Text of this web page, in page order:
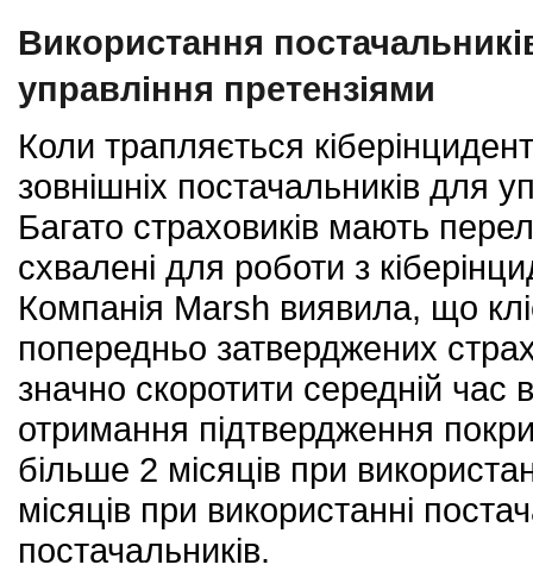
Використання
управління претензіями
Коли трапляється
зовнішніх постачальників для
Багато страховиків мають
схвалені для роботи з
Компанія Marsh виявила, що
попередньо затверджених
значно скоротити середній час
отримання підтвердження
більше 2 місяців при
місяців при використанні
постачальників.